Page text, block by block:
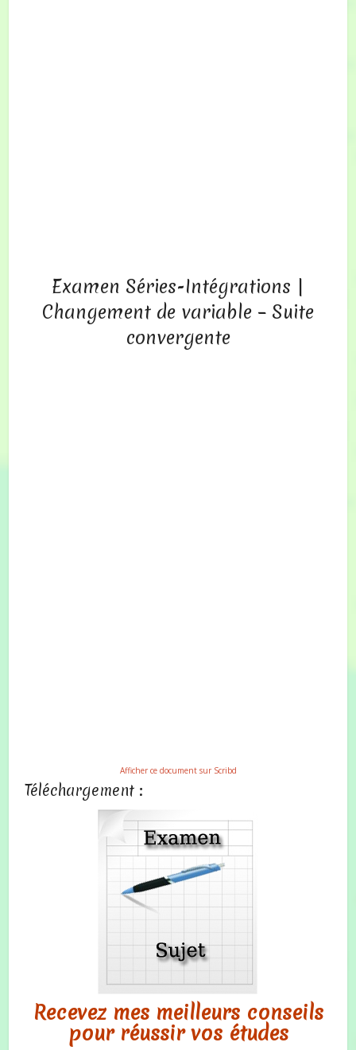
Examen Séries-Intégrations |
Changement de variable – Suite
convergente
Afficher ce document sur Scribd
Téléchargement :
Recevez mes meilleurs conseils
pour réussir vos études